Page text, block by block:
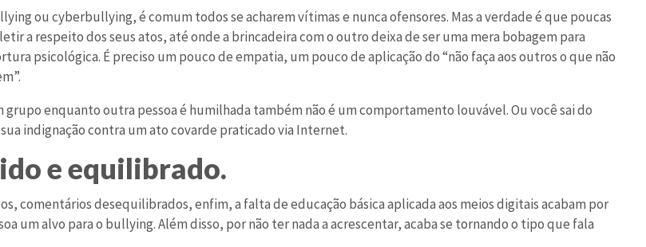
ou cyberbullying, é comum todos se acharem vítimas e nunca ofensores. Mas a verdade é que poucas
a respeito dos seus atos, até onde a brincadeira com o outro deixa de ser uma mera bobagem para
psicológica. É preciso um pouco de empatia, um pouco de aplicação do “não faça aos outros o que não
grupo enquanto outra pessoa é humilhada também não é um comportamento louvável. Ou você sai do
indignação contra um ato covarde praticado via Internet.
e equilibrado.
comentários desequilibrados, enfim, a falta de educação básica aplicada aos meios digitais acabam por
um alvo para o bullying. Além disso, por não ter nada a acrescentar, acaba se tornando o tipo que fala